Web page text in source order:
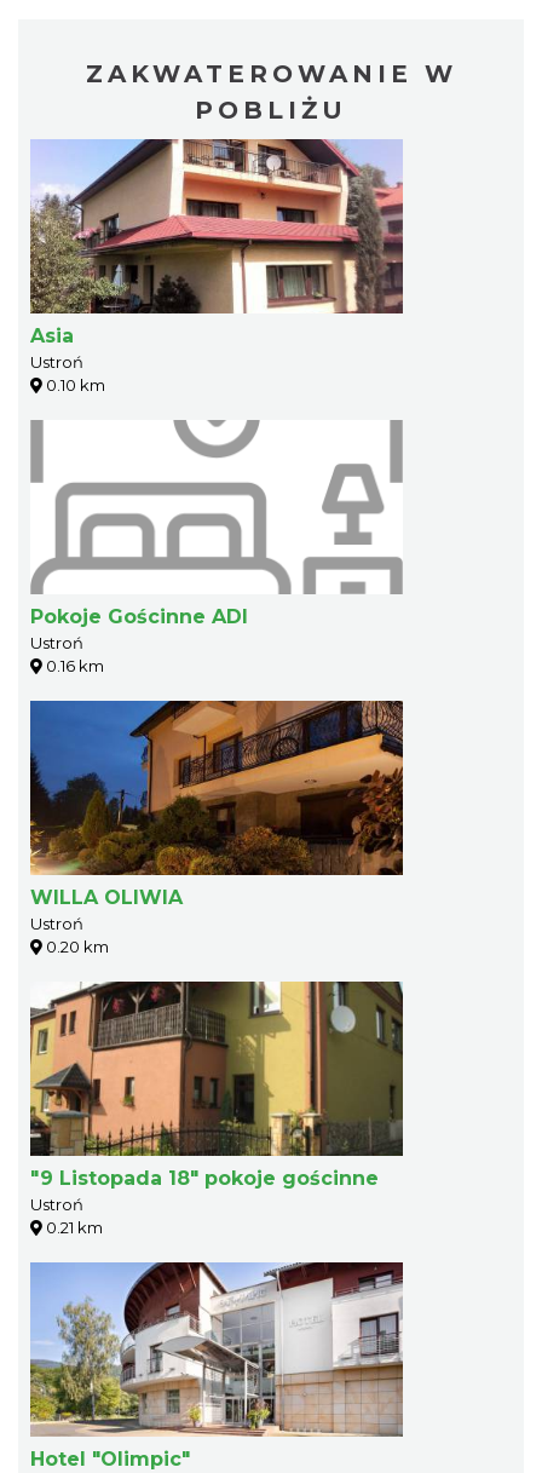
ZAKWATEROWANIE W
POBLIŻU
Asia
Ustroń
0.10 km
Pokoje Gościnne ADI
Ustroń
0.16 km
WILLA OLIWIA
Ustroń
0.20 km
"9 Listopada 18" pokoje gościnne
Ustroń
0.21 km
Hotel "Olimpic"